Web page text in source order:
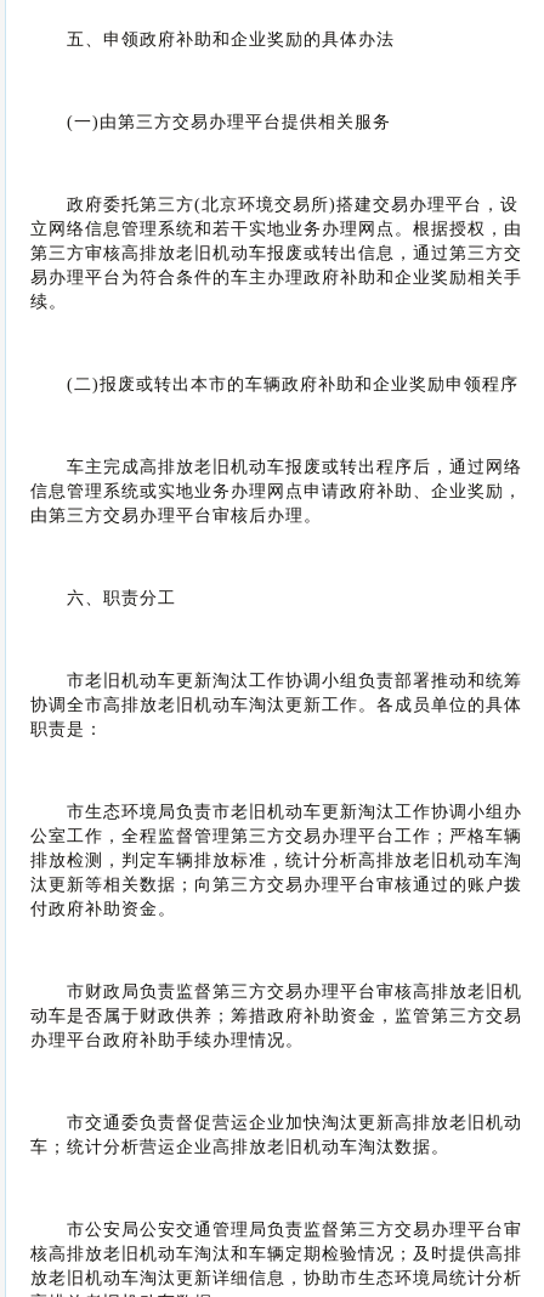
五、申领政府补助和企业奖励的具体办法
(一)由第三方交易办理平台提供相关服务
政府委托第三方(北京环境交易所)搭建交易办理平台，设
立网络信息管理系统和若干实地业务办理网点。根据授权，由
第三方审核高排放老旧机动车报废或转出信息，通过第三方交
易办理平台为符合条件的车主办理政府补助和企业奖励相关手
续。
(二)报废或转出本市的车辆政府补助和企业奖励申领程序
车主完成高排放老旧机动车报废或转出程序后，通过网络
信息管理系统或实地业务办理网点申请政府补助、企业奖励，
由第三方交易办理平台审核后办理。
六、职责分工
市老旧机动车更新淘汰工作协调小组负责部署推动和统筹
协调全市高排放老旧机动车淘汰更新工作。各成员单位的具体
职责是：
市生态环境局负责市老旧机动车更新淘汰工作协调小组办
公室工作，全程监督管理第三方交易办理平台工作；严格车辆
排放检测，判定车辆排放标准，统计分析高排放老旧机动车淘
汰更新等相关数据；向第三方交易办理平台审核通过的账户拨
付政府补助资金。
市财政局负责监督第三方交易办理平台审核高排放老旧机
动车是否属于财政供养；筹措政府补助资金，监管第三方交易
办理平台政府补助手续办理情况。
市交通委负责督促营运企业加快淘汰更新高排放老旧机动
车；统计分析营运企业高排放老旧机动车淘汰数据。
市公安局公安交通管理局负责监督第三方交易办理平台审
核高排放老旧机动车淘汰和车辆定期检验情况；及时提供高排
放老旧机动车淘汰更新详细信息，协助市生态环境局统计分析